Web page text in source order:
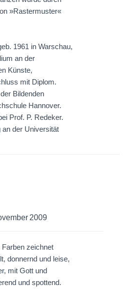
»Rastermuster«
1961 in Warschau,
an der
Künste,
mit Diplom.
Bildenden
Hannover.
Prof. P. Redeker.
an der Universität
2009
Farben zeichnet
donnernd und leise,
mit Gott und
und spottend.